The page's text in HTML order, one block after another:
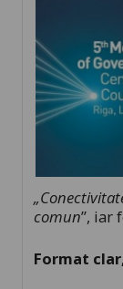
„
comun”, iar
Format